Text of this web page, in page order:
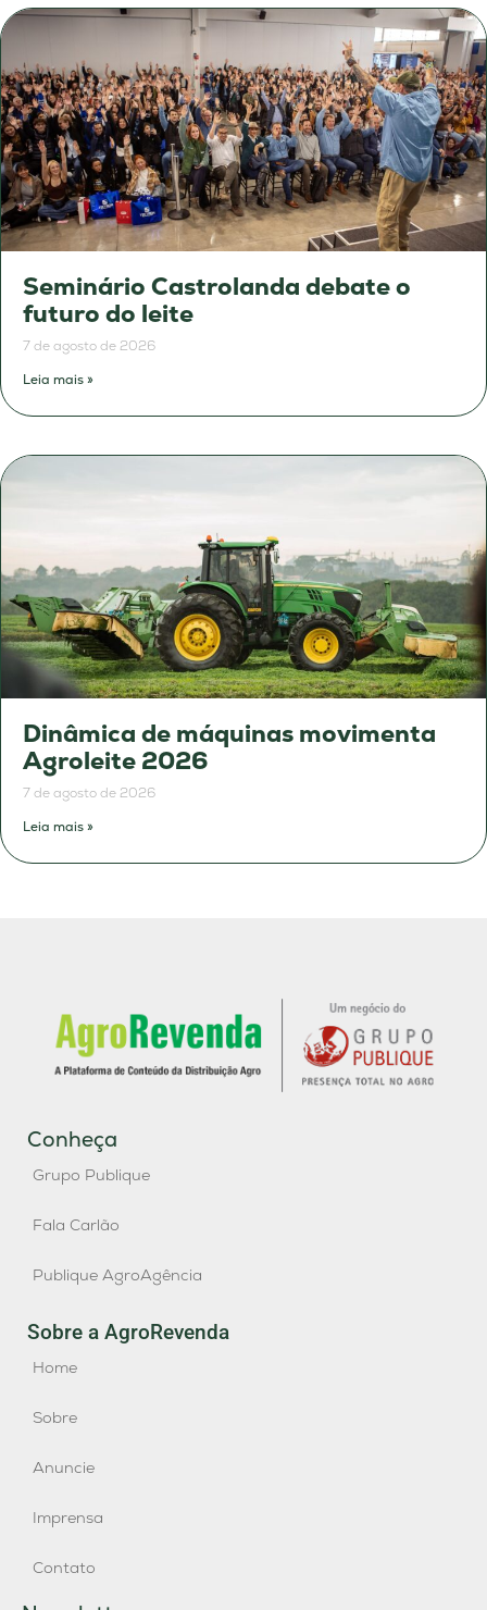
Seminário Castrolanda debate o
futuro do leite
7 de agosto de 2026
Leia mais »
Dinâmica de máquinas movimenta
Agroleite 2026
7 de agosto de 2026
Leia mais »
Conheça
Grupo Publique
Fala Carlão
Publique AgroAgência
Sobre a AgroRevenda
Home
Sobre
Anuncie
Imprensa
Contato